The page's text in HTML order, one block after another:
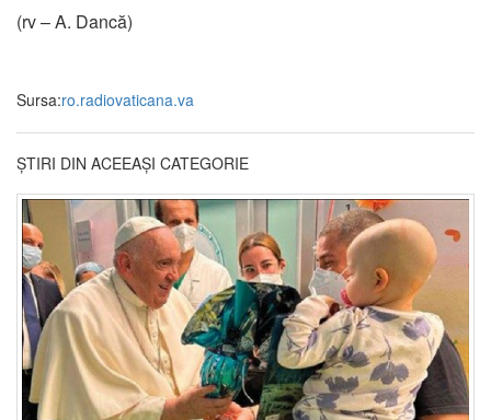
(rv – A. Dancă)
Sursa:ro.radiovaticana.va
ȘTIRI DIN ACEEAȘI CATEGORIE